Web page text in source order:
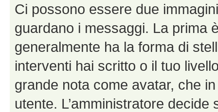
Ci possono essere due
guardano i messaggi. La prima
generalmente ha la forma di
interventi hai scritto o il tuo
grande nota come avatar, che
utente. L’amministratore